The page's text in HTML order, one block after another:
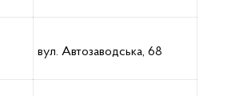
вул. Автозаводська, 68